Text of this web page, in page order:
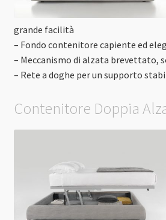
grande facilità
– Fondo contenitore capiente ed
– Meccanismo di alzata brevettato,
– Rete a doghe per un supporto
Contenitore Doppia